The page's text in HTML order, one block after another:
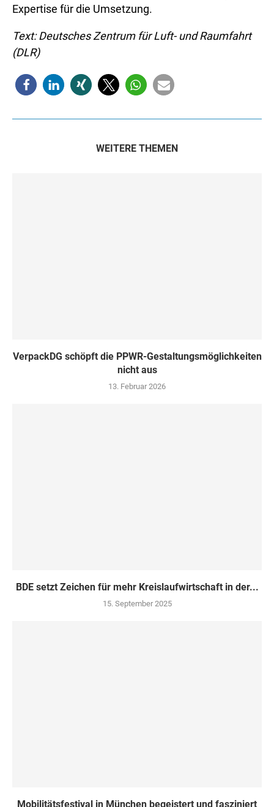
Expertise für die Umsetzung.
Text: Deutsches Zentrum für Luft- und Raumfahrt
(DLR)
WEITERE THEMEN
VerpackDG schöpft die PPWR-Gestaltungsmöglichkeiten
nicht aus
13. Februar 2026
BDE setzt Zeichen für mehr Kreislaufwirtschaft in der...
15. September 2025
Mobilitätsfestival in München begeistert und fasziniert